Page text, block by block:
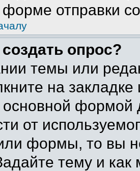
форме отправки
опрос?
темы или
на
основной формой
от
формы, то вы
тему и